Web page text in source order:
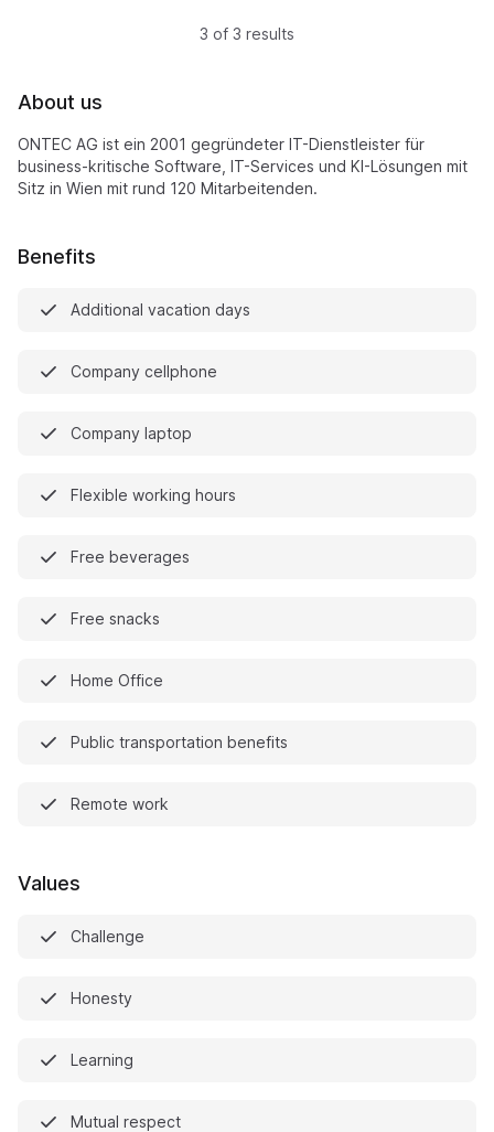
3 of 3 results
About us
ONTEC AG ist ein 2001 gegründeter IT-Dienstleister für
business-kritische Software, IT-Services und KI-Lösungen mit
Sitz in Wien mit rund 120 Mitarbeitenden.
Benefits
Additional vacation days
Company cellphone
Company laptop
Flexible working hours
Free beverages
Free snacks
Home Office
Public transportation benefits
Remote work
Values
Challenge
Honesty
Learning
Mutual respect